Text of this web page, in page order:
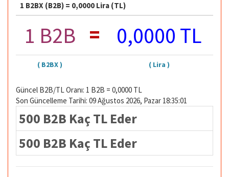
1 B2BX (B2B) = 0,0000 Lira (TL)
1 B2B = 0,0000 TL
( B2BX ) ( Lira )
Güncel B2B/TL Oranı: 1 B2B = 0,0000 TL
Son Güncelleme Tarihi: 09 Ağustos 2026, Pazar 18:35:01
500 B2B Kaç TL Eder
500 B2B Kaç TL Eder